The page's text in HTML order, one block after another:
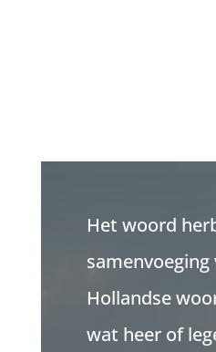
Het woord
samenvoeging
Hollandse
wat heer of